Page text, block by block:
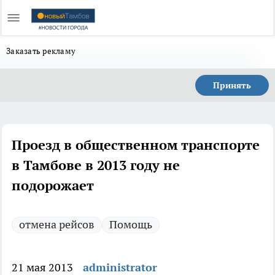
Заказать рекламу
Принять
Проезд в общественном транспорте
в Тамбове в 2013 году не
подорожает
отмена рейсов Помощь
21 мая 2013 administrator